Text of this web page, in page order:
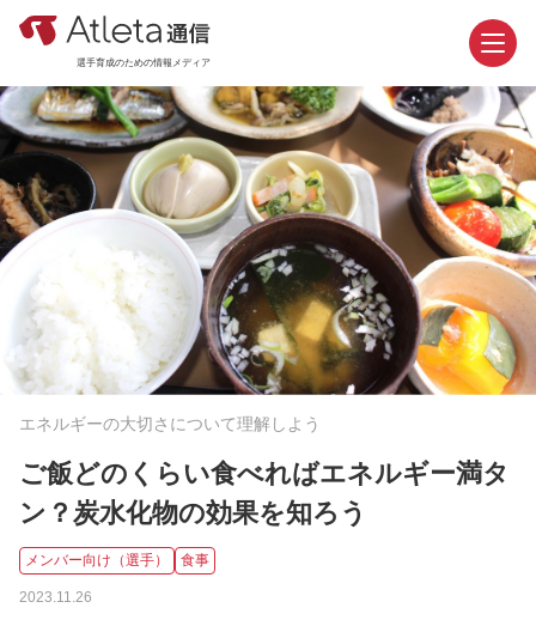
選手育成のための情報メディア
お問い合わせ 資料請求
カテゴリ
新着記事
おすすめ記事
機能紹介
活用事例
全国大会
エネルギーの大切さについて理解しよう
ご飯どのくらい食べればエネルギー満タ
ン？炭水化物の効果を知ろう
メンバー向け（選手） 食事
2023.11.26